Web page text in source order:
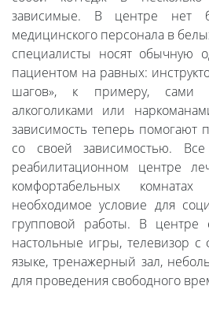
зависимые. В центре нет
медицинского персонала в
специалисты носят обычную
пациентом на равных:
шагов», к примеру, сами
алкоголиками или
зависимость теперь помогают
со своей зависимостью.
реабилитационном центре
комфортабельных
необходимое условие для
групповой работы. В центре
настольные игры, телевизор
языке, тренажерный зал,
для проведения свободного